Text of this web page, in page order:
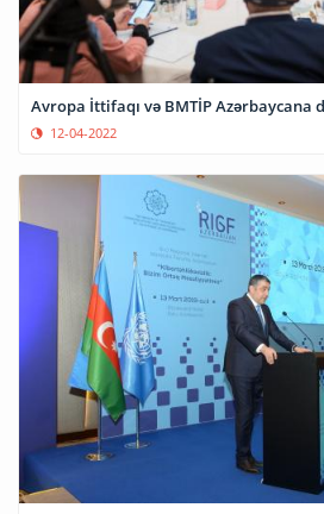
Avropa İttifaqı və BMTİP Azərbaycana
12-04-2022